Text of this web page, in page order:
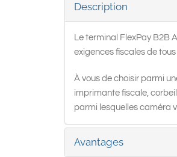
Description
Le terminal FlexPay B2B
exigences fiscales de tous
À vous de choisir parmi
imprimante fiscale,
parmi lesquelles caméra
Avantages